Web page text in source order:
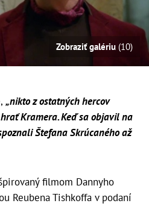
Zobraziť galériu (10)
„nikto z ostatných hercov
Kramera. Keď sa objavil na
Štefana Skrúcaného až
filmom Dannyho
Reubena Tishkoffa v podaní